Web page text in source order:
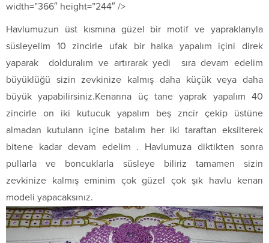
width=”366″ height=”244″ />
Havlumuzun üst kısmına güzel bir motif ve yapraklarıyla
süsleyelim 10 zincirle ufak bir halka yapalım içini direk
yaparak dolduralım ve artırarak yedi sıra devam edelim
büyüklüğü sizin zevkinize kalmış daha küçük veya daha
büyük yapabilirsiniz.Kenarına üç tane yaprak yapalım 40
zincirle on iki kutucuk yapalım beş zncir çekip üstüne
almadan kutuların içine batalım her iki taraftan eksilterek
bitene kadar devam edelim . Havlumuza diktikten sonra
pullarla ve boncuklarla süsleye biliriz tamamen sizin
zevkinize kalmış eminim çok güzel çok şık havlu kenarı
modeli yapacaksınız.